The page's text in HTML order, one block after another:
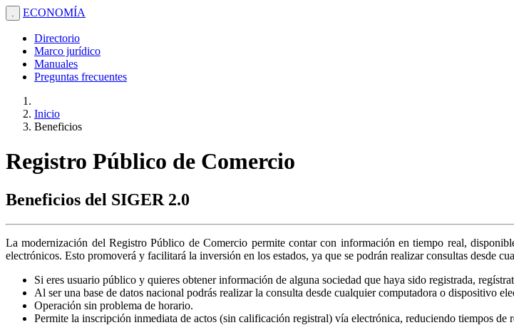
. ECONOMÍA
Directorio
Marco jurídico
Manuales
Preguntas frecuentes
Inicio
Beneficios
Registro Público de Comercio
Beneficios del SIGER 2.0
La modernización del Registro Público de Comercio permite contar con información en tiempo real,
electrónicos. Esto promoverá y facilitará la inversión en los estados, ya que se podrán realizar consultas desde
Si eres usuario público y quieres obtener información de alguna sociedad que haya sido registrada,
Al ser una base de datos nacional podrás realizar la consulta desde cualquier computadora o dispositivo
Operación sin problema de horario.
Permite la inscripción inmediata de actos (sin calificación registral) vía electrónica, reduciendo tiempos de